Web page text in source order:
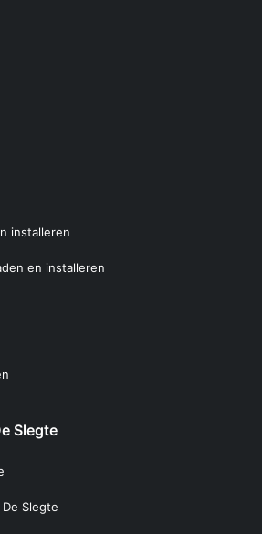
installeren
en installeren
Slegte
Slegte